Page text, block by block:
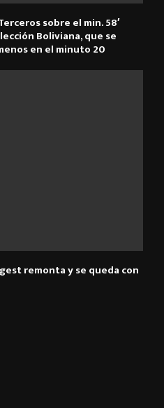
sobre el min. 58′
Boliviana, que se
en el minuto 20
remonta y se queda con